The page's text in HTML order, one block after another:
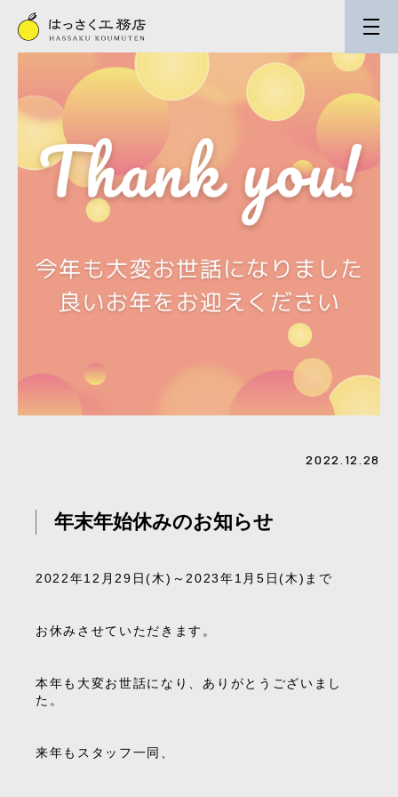
2022.12.28
年末年始休みのお知らせ
2022年12月29日(木)～2023年1月5日(木)まで
お休みさせていただきます。
本年も大変お世話になり、ありがとうございまし
た。
来年もスタッフ一同、